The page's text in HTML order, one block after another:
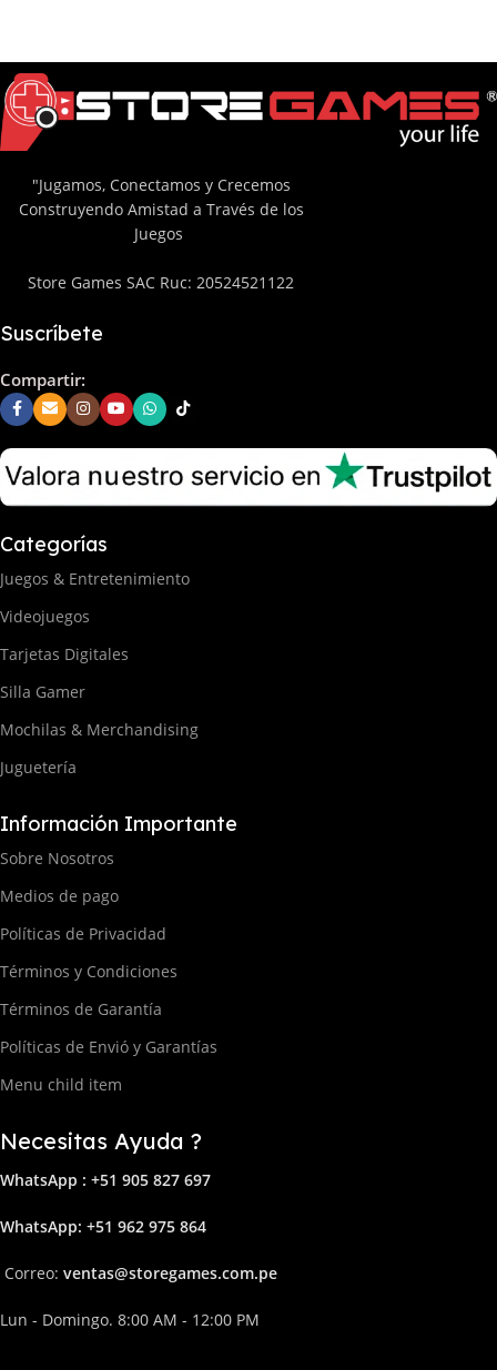
"Jugamos, Conectamos y Crecemos
Construyendo Amistad a Través de los
Juegos
Store Games SAC Ruc: 20524521122
Suscríbete
Compartir:
Categorías
Juegos & Entretenimiento
Videojuegos
Tarjetas Digitales
Silla Gamer
Mochilas & Merchandising
Juguetería
Información Importante
Sobre Nosotros
Medios de pago
Políticas de Privacidad
Términos y Condiciones
Términos de Garantía
Políticas de Envió y Garantías
Menu child item
Necesitas Ayuda ?
WhatsApp : +51 905 827 697
WhatsApp: +51 962 975 864
Correo: ventas@storegames.com.pe
Lun - Domingo. 8:00 AM - 12:00 PM